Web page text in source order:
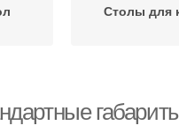
Столы для